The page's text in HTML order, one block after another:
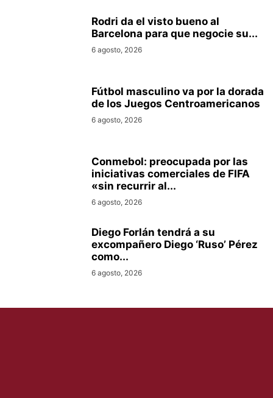
Rodri da el visto bueno al
Barcelona para que negocie su...
6 agosto, 2026
Fútbol masculino va por la dorada
de los Juegos Centroamericanos
6 agosto, 2026
Conmebol: preocupada por las
iniciativas comerciales de FIFA
«sin recurrir al...
6 agosto, 2026
Diego Forlán tendrá a su
excompañero Diego ‘Ruso’ Pérez
como...
6 agosto, 2026